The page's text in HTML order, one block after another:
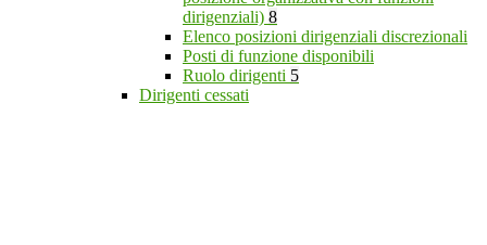
dirigenziali) 8
Elenco posizioni dirigenziali discrezionali
Posti di funzione disponibili
Ruolo dirigenti 5
Dirigenti cessati